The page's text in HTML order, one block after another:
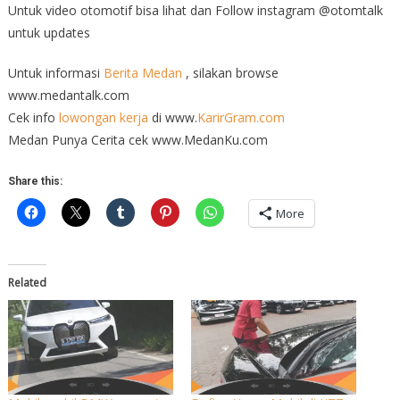
Untuk video otomotif bisa lihat dan Follow instagram @otomtalk
untuk updates
Untuk informasi Berita Medan , silakan browse
www.medantalk.com
Cek info lowongan kerja di www.KarirGram.com
Medan Punya Cerita cek www.MedanKu.com
Share this:
More
Related